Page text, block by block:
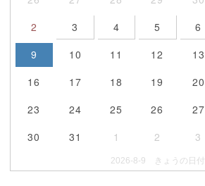
2
3 4 5 6
9
10 11 12 13
16
17 18 19 20
23
24 25 26 27
30
31 1 2 3
2026-8-9 きょうの日付